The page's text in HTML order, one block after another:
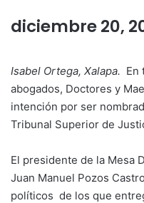
diciembre 20,
Isabel Ortega, Xalapa. En
abogados, Doctores y
intención por ser
Tribunal Superior de
El presidente de la Mesa
Juan Manuel Pozos
políticos de los que